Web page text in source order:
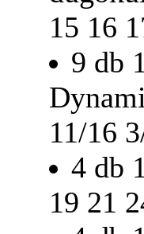
15 16
9 db
11/16
4 db
19 21